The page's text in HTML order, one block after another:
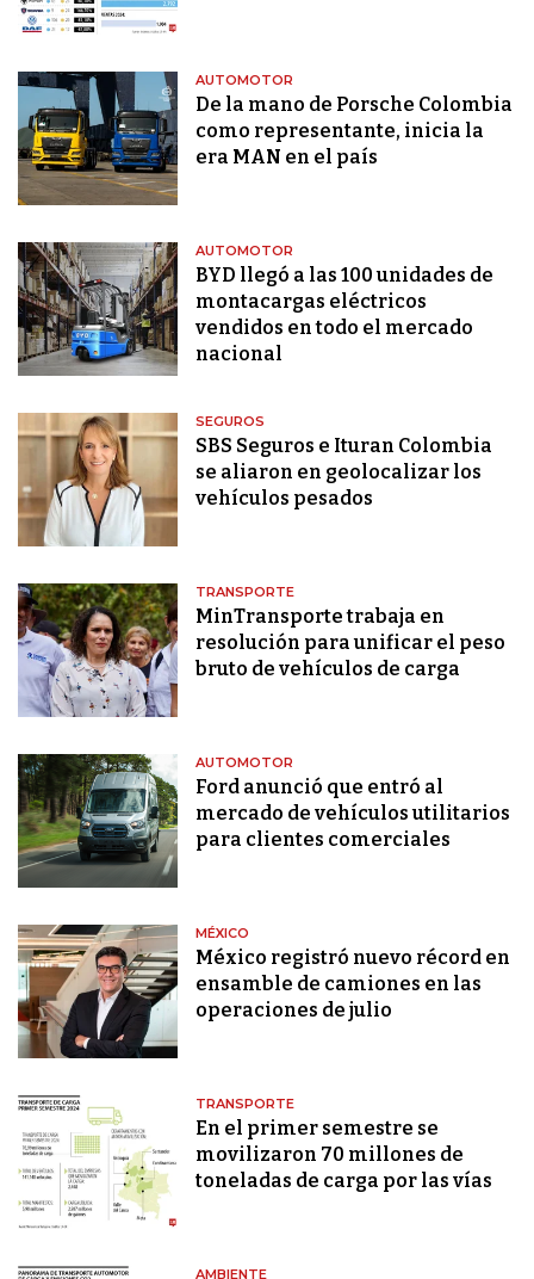
AUTOMOTOR
De la mano de Porsche Colombia
como representante, inicia la
era MAN en el país
AUTOMOTOR
BYD llegó a las 100 unidades de
montacargas eléctricos
vendidos en todo el mercado
nacional
SEGUROS
SBS Seguros e Ituran Colombia
se aliaron en geolocalizar los
vehículos pesados
TRANSPORTE
MinTransporte trabaja en
resolución para unificar el peso
bruto de vehículos de carga
AUTOMOTOR
Ford anunció que entró al
mercado de vehículos utilitarios
para clientes comerciales
MÉXICO
México registró nuevo récord en
ensamble de camiones en las
operaciones de julio
TRANSPORTE
En el primer semestre se
movilizaron 70 millones de
toneladas de carga por las vías
AMBIENTE